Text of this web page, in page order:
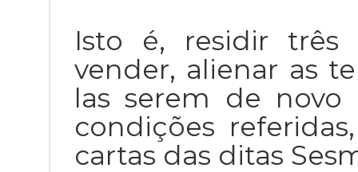
Isto é, residir três
vender, alienar as
las serem de
condições
cartas das ditas